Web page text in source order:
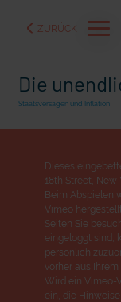
ZURÜCK
oder "Deppen der
Die
Staatsversagen und Inflation
Dieses
18th Street, New
Beim Abspielen
Vimeo
Seiten Sie
eingeloggt sind,
persönlich
vorher aus
Wird ein Vimeo-
ein, die